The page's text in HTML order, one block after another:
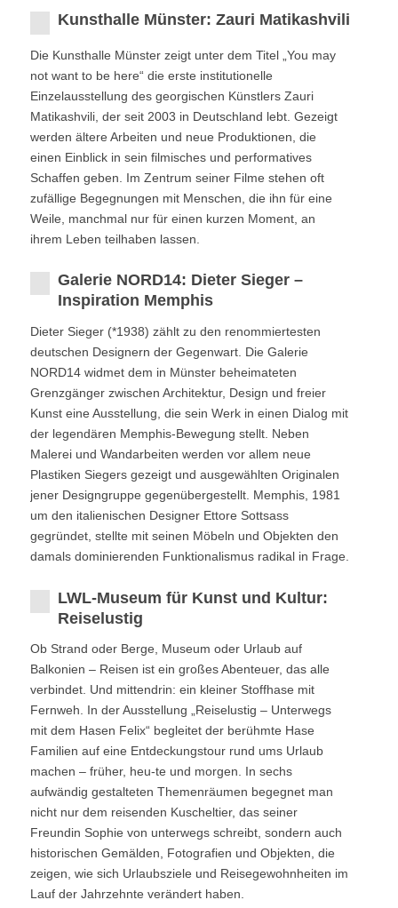
Kunsthalle Münster: Zauri Matikashvili
Die Kunsthalle Münster zeigt unter dem Titel „You may
not want to be here“ die erste institutionelle
Einzelausstellung des georgischen Künstlers Zauri
Matikashvili, der seit 2003 in Deutschland lebt. Gezeigt
werden ältere Arbeiten und neue Produktionen, die
einen Einblick in sein filmisches und performatives
Schaffen geben. Im Zentrum seiner Filme stehen oft
zufällige Begegnungen mit Menschen, die ihn für eine
Weile, manchmal nur für einen kurzen Moment, an
ihrem Leben teilhaben lassen.
Galerie NORD14: Dieter Sieger –
Inspiration Memphis
Dieter Sieger (*1938) zählt zu den renommiertesten
deutschen Designern der Gegenwart. Die Galerie
NORD14 widmet dem in Münster beheimateten
Grenzgänger zwischen Architektur, Design und freier
Kunst eine Ausstellung, die sein Werk in einen Dialog mit
der legendären Memphis-Bewegung stellt. Neben
Malerei und Wandarbeiten werden vor allem neue
Plastiken Siegers gezeigt und ausgewählten Originalen
jener Designgruppe gegenübergestellt. Memphis, 1981
um den italienischen Designer Ettore Sottsass
gegründet, stellte mit seinen Möbeln und Objekten den
damals dominierenden Funktionalismus radikal in Frage.
LWL-Museum für Kunst und Kultur:
Reiselustig
Ob Strand oder Berge, Museum oder Urlaub auf
Balkonien – Reisen ist ein großes Abenteuer, das alle
verbindet. Und mittendrin: ein kleiner Stoffhase mit
Fernweh. In der Ausstellung „Reiselustig – Unterwegs
mit dem Hasen Felix“ begleitet der berühmte Hase
Familien auf eine Entdeckungstour rund ums Urlaub
machen – früher, heu-te und morgen. In sechs
aufwändig gestalteten Themenräumen begegnet man
nicht nur dem reisenden Kuscheltier, das seiner
Freundin Sophie von unterwegs schreibt, sondern auch
historischen Gemälden, Fotografien und Objekten, die
zeigen, wie sich Urlaubsziele und Reisegewohnheiten im
Lauf der Jahrzehnte verändert haben.